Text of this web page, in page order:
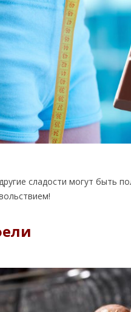
сладости могут быть